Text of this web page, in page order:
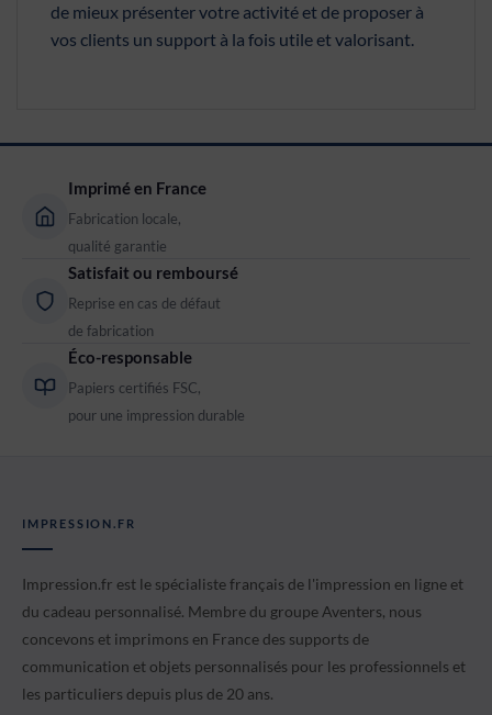
de mieux présenter votre activité et de proposer à
vos clients un support à la fois utile et valorisant.
Imprimé en France
Fabrication locale,
qualité garantie
Satisfait ou remboursé
Reprise en cas de défaut
de fabrication
Éco-responsable
Papiers certifiés FSC,
pour une impression durable
IMPRESSION.FR
Impression.fr est le spécialiste français de l'impression en ligne et
du cadeau personnalisé. Membre du groupe Aventers, nous
concevons et imprimons en France des supports de
communication et objets personnalisés pour les professionnels et
les particuliers depuis plus de 20 ans.